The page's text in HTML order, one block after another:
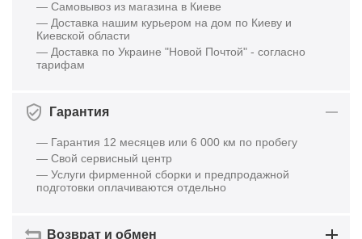
— Самовывоз из магазина в Киеве
— Доставка нашим курьером на дом по Киеву и
Киевской области
— Доставка по Украине "Новой Почтой" - согласно
тарифам
Гарантия
— Гарантия 12 месяцев или 6 000 км по пробегу
— Свой сервисный центр
— Услуги фирменной сборки и предпродажной
подготовки оплачиваются отдельно
Возврат и обмен